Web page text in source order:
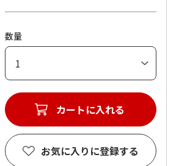
数量
カートに入れる
お気に入りに登録する